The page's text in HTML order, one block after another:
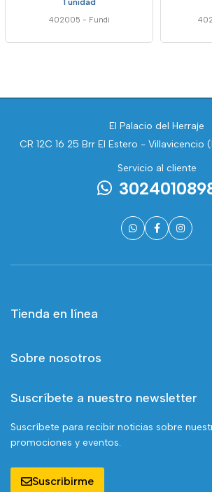
1 unidad
402005 - Fundi
El Palacio del Herraje
CR 12C 16 25 Brr El Estero -
Servicio al cliente
Tienda en línea
Sobre nosotros
Suscríbete a nuestro newsletter
Suscríbete para recibir noticias sobre
promociones y eventos.
Suscribirme